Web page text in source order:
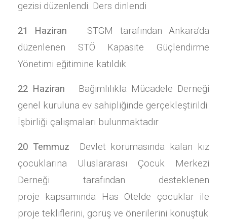
gezisi düzenlendi. Ders dinlendi
21 Haziran
STGM tarafından Ankara'da
düzenlenen STÖ Kapasite Güçlendirme
Yönetimi eğitimine katıldık
22 Haziran
Bağımlılıkla Mücadele Derneği
genel kuruluna ev sahipliğinde gerçekleştirildi.
İşbirliği çalışmaları bulunmaktadır
20 Temmuz
Devlet korumasında kalan kız
çocuklarına Uluslararası Çocuk Merkezi
Derneği tarafından desteklenen
proje kapsamında Has Otelde çocuklar ile
proje tekliflerini, görüş ve önerilerini konuştuk